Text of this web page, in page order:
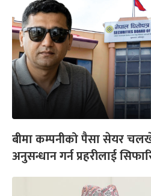
बीमा कम्पनीको पैसा सेयर
अनुसन्धान गर्न प्रहरीलाई